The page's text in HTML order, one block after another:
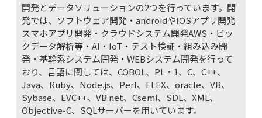
開発とデータソリューションの2つを行っています。開
発では、ソフトウェア開発・androidやIOSアプリ開発
スマホアプリ開発・クラウドシステム開発AWS・ビッ
クデータ解析等・AI・IoT・テスト検証・組み込み開
発・基幹系システム開発・WEBシステム開発を行って
おり、言語に関しては、COBOL、PL・1、C、C++、
Java、Ruby、Node.js、Perl、FLEX、oracle、VB、
Sybase、EVC++、VB.net、Csemi、SDL、XML、
Objective-C、SQLサーバーを用いています。